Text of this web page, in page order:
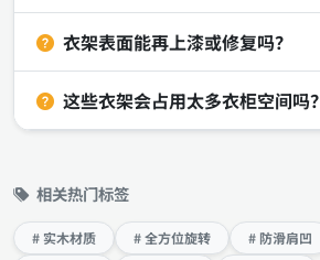
衣架表面能再上漆或修复吗？
这些衣架会占用太多衣柜空间吗？
相关热门标签
# 实木材质 # 全方位旋转 # 防滑肩凹